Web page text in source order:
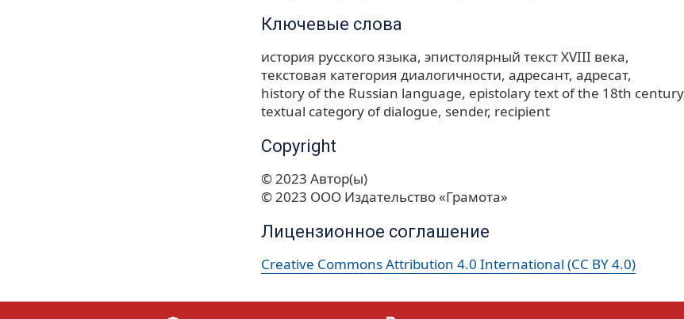
Ключевые слова
история русского языка эпистолярный текст XVIII века
текстовая категория диалогичности адресант адресат
history of the Russian language epistolary text of the 18th century
textual category of dialogue sender recipient
Copyright
© 2023 Автор(ы)
© 2023 ООО Издательство «Грамота»
Лицензионное соглашение
Creative Commons Attribution 4.0 International (CC BY 4.0)